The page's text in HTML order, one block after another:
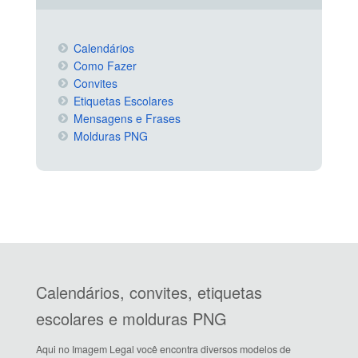
Calendários
Como Fazer
Convites
Etiquetas Escolares
Mensagens e Frases
Molduras PNG
Calendários, convites, etiquetas
escolares e molduras PNG
Aqui no Imagem Legal você encontra diversos modelos de